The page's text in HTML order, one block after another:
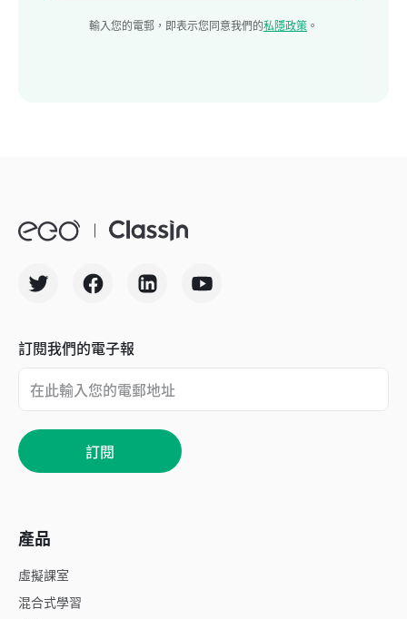
輸入您的電郵，即表示您同意我們的私隱政策 。
訂閱我們的電子報
訂閱
產品
虛擬課室
混合式學習